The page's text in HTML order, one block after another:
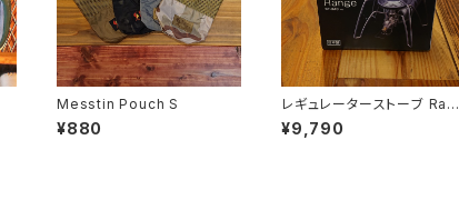
Messtin Pouch S
¥880
レギュレーターストーブ Rang
e
¥9,790